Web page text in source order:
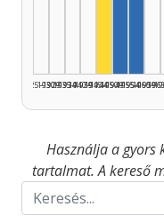
1925–1929
1930–1934
1935–1939
1940–1944
1945–1949
1950–1954
1955–1959
Használja a gyors
tartalmat. A kereső